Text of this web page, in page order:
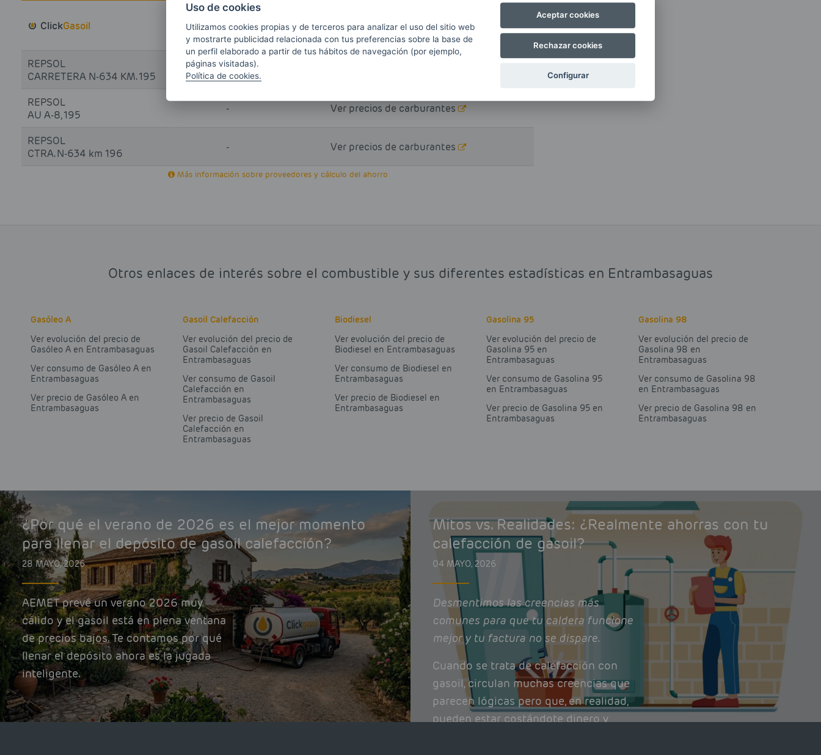
ClickGasoil 1.416 EUR/L Hacer pedido
REPSOL
CARRETERA N-634 KM. 195
1.659EUR/L
REPSOL
AU A-8, 195
- Ver precios de carburantes
REPSOL
CTRA. N-634 km 196
- Ver precios de carburantes
Más información sobre proveedores y cálculo del ahorro
Otros enlaces de interés sobre el combustible y sus diferentes estadísticas en Entrambasaguas
Gasóleo A
Ver evolución del precio de
Gasóleo A en Entrambasaguas
Ver consumo de Gasóleo A en
Entrambasaguas
Ver precio de Gasóleo A en
Entrambasaguas
Gasoil Calefacción
Ver evolución del precio de
Gasoil Calefacción en
Entrambasaguas
Ver consumo de Gasoil
Calefacción en
Entrambasaguas
Ver precio de Gasoil
Calefacción en
Entrambasaguas
Biodiesel
Ver evolución del precio de
Biodiesel en Entrambasaguas
Ver consumo de Biodiesel en
Entrambasaguas
Ver precio de Biodiesel en
Entrambasaguas
Gasolina 95
Ver evolución del precio de
Gasolina 95 en
Entrambasaguas
Ver consumo de Gasolina 95
en Entrambasaguas
Ver precio de Gasolina 95 en
Entrambasaguas
Gasolina 98
Ver evolución del precio de
Gasolina 98 en
Entrambasaguas
Ver consumo de Gasolina 98
en Entrambasaguas
Ver precio de Gasolina 98 en
Entrambasaguas
¿Por qué el verano de 2026 es el mejor momento
para llenar el depósito de gasoil calefacción?
28 MAYO, 2026
AEMET prevé un verano 2026 muy
cálido y el gasoil está en plena ventana
de precios bajos. Te contamos por qué
llenar el depósito ahora es la jugada
inteligente.
Mitos vs. Realidades: ¿Realmente ahorras con tu
calefacción de gasoil?
04 MAYO, 2026
Desmentimos las creencias más
comunes para que tu caldera funcione
mejor y tu factura no se dispare.
Cuando se trata de calefacción con
gasoil, circulan muchas creencias que
parecen lógicas pero que, en realidad,
pueden estar costándote dinero y
Uso de cookies
Utilizamos cookies propias y de terceros para analizar el uso del sitio web
y mostrarte publicidad relacionada con tus preferencias sobre la base de
un perfil elaborado a partir de tus hábitos de navegación (por ejemplo,
páginas visitadas).
Política de cookies.
Aceptar cookies
Rechazar cookies
Configurar